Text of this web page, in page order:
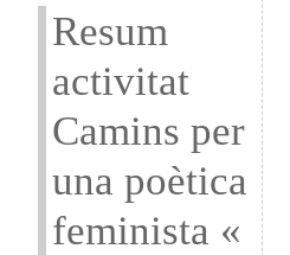
Resum
activitat
Camins per
una poètica
feminista «